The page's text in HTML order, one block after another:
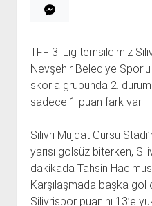
TFF 3. Lig temsilcimiz
Nevşehir Belediye
skorla grubunda 2.
sadece 1 puan fark var.
Silivri Müjdat Gürsu
yarısı golsüz biterken,
dakikada Tahsin
Karşılaşmada başka
Silivrispor puanını 13’e